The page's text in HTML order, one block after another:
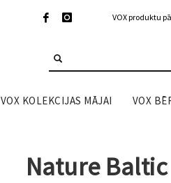
VOX produktu
VOX KOLEKCIJAS MĀJAI VOX
Nature Baltic